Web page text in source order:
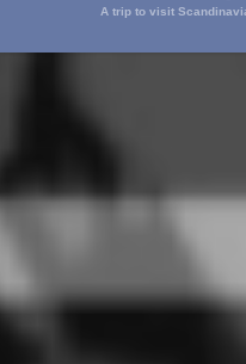
A trip to visit